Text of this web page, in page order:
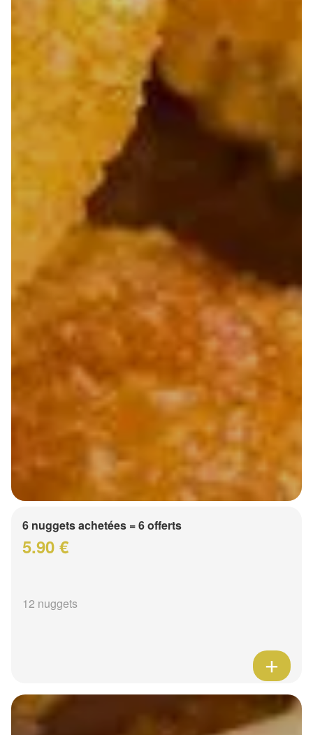
6 nuggets achetées = 6 offerts
5.90 €
12 nuggets